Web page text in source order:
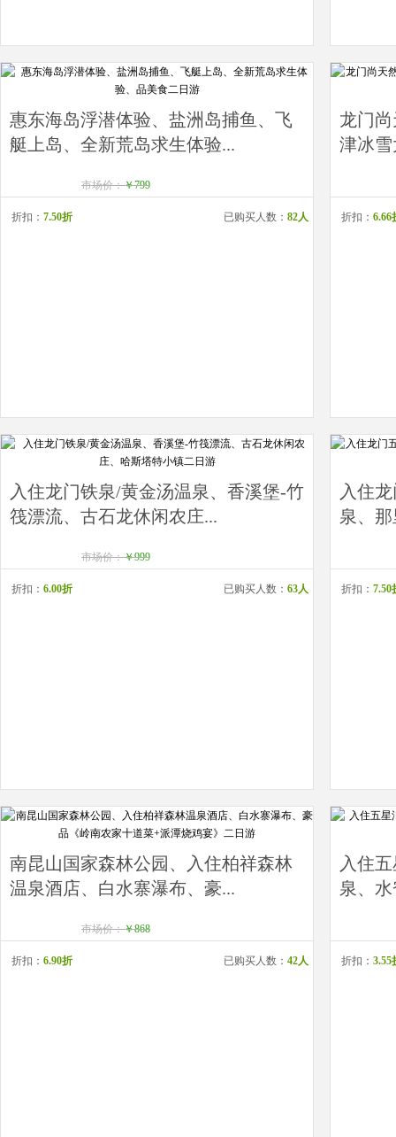
惠东海岛浮潜体验、盐洲岛捕鱼、飞
艇上岛、全新荒岛求生体验...
市场价：￥799
折扣： 7.50折 已购买人数： 82人
龙门
津冰
折扣： 6.66
入住龙门铁泉/黄金汤温泉、香溪堡-竹
筏漂流、古石龙休闲农庄...
市场价：￥999
折扣： 6.00折 已购买人数： 63人
入住
泉、
折扣： 7.50
南昆山国家森林公园、入住柏祥森林
温泉酒店、白水寨瀑布、豪...
市场价：￥868
折扣： 6.90折 已购买人数： 42人
入住
泉、
折扣： 3.55